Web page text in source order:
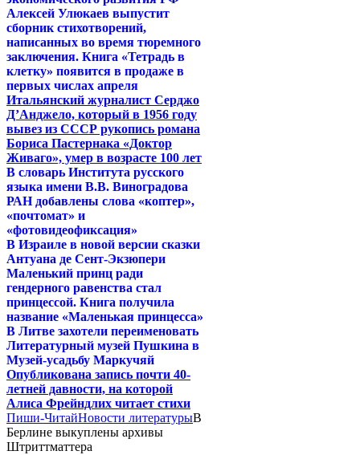
Алексей Улюкаев выпустит
сборник стихотворений,
написанных во время тюремного
заключения. Книга «Тетрадь в
клетку» появится в продаже в
первых числах апреля
Итальянский журналист Серджо
Д’Анджело, который в 1956 году
вывез из СССР рукопись романа
Бориса Пастернака «Доктор
Живаго», умер в возрасте 100 лет
В словарь Института русского
языка имени В.В. Виноградова
РАН добавлены слова «коптер»,
«почтомат» и
«фотовидеофиксация»
В Израиле в новой версии сказки
Антуана де Сент-Экзюпери
Маленький принц ради
гендерного равенства стал
принцессой. Книга получила
название «Маленькая принцесса»
В Литве захотели переименовать
Литературный музей Пушкина в
Музей-усадьбу Маркучяй
Опубликована запись почти 40-
летней давности, на которой
Алиса Фрейндлих читает стихи
Пиши-ЧитайНовости литературыВ
Берлине выкуплены архивы
Штриттматтера